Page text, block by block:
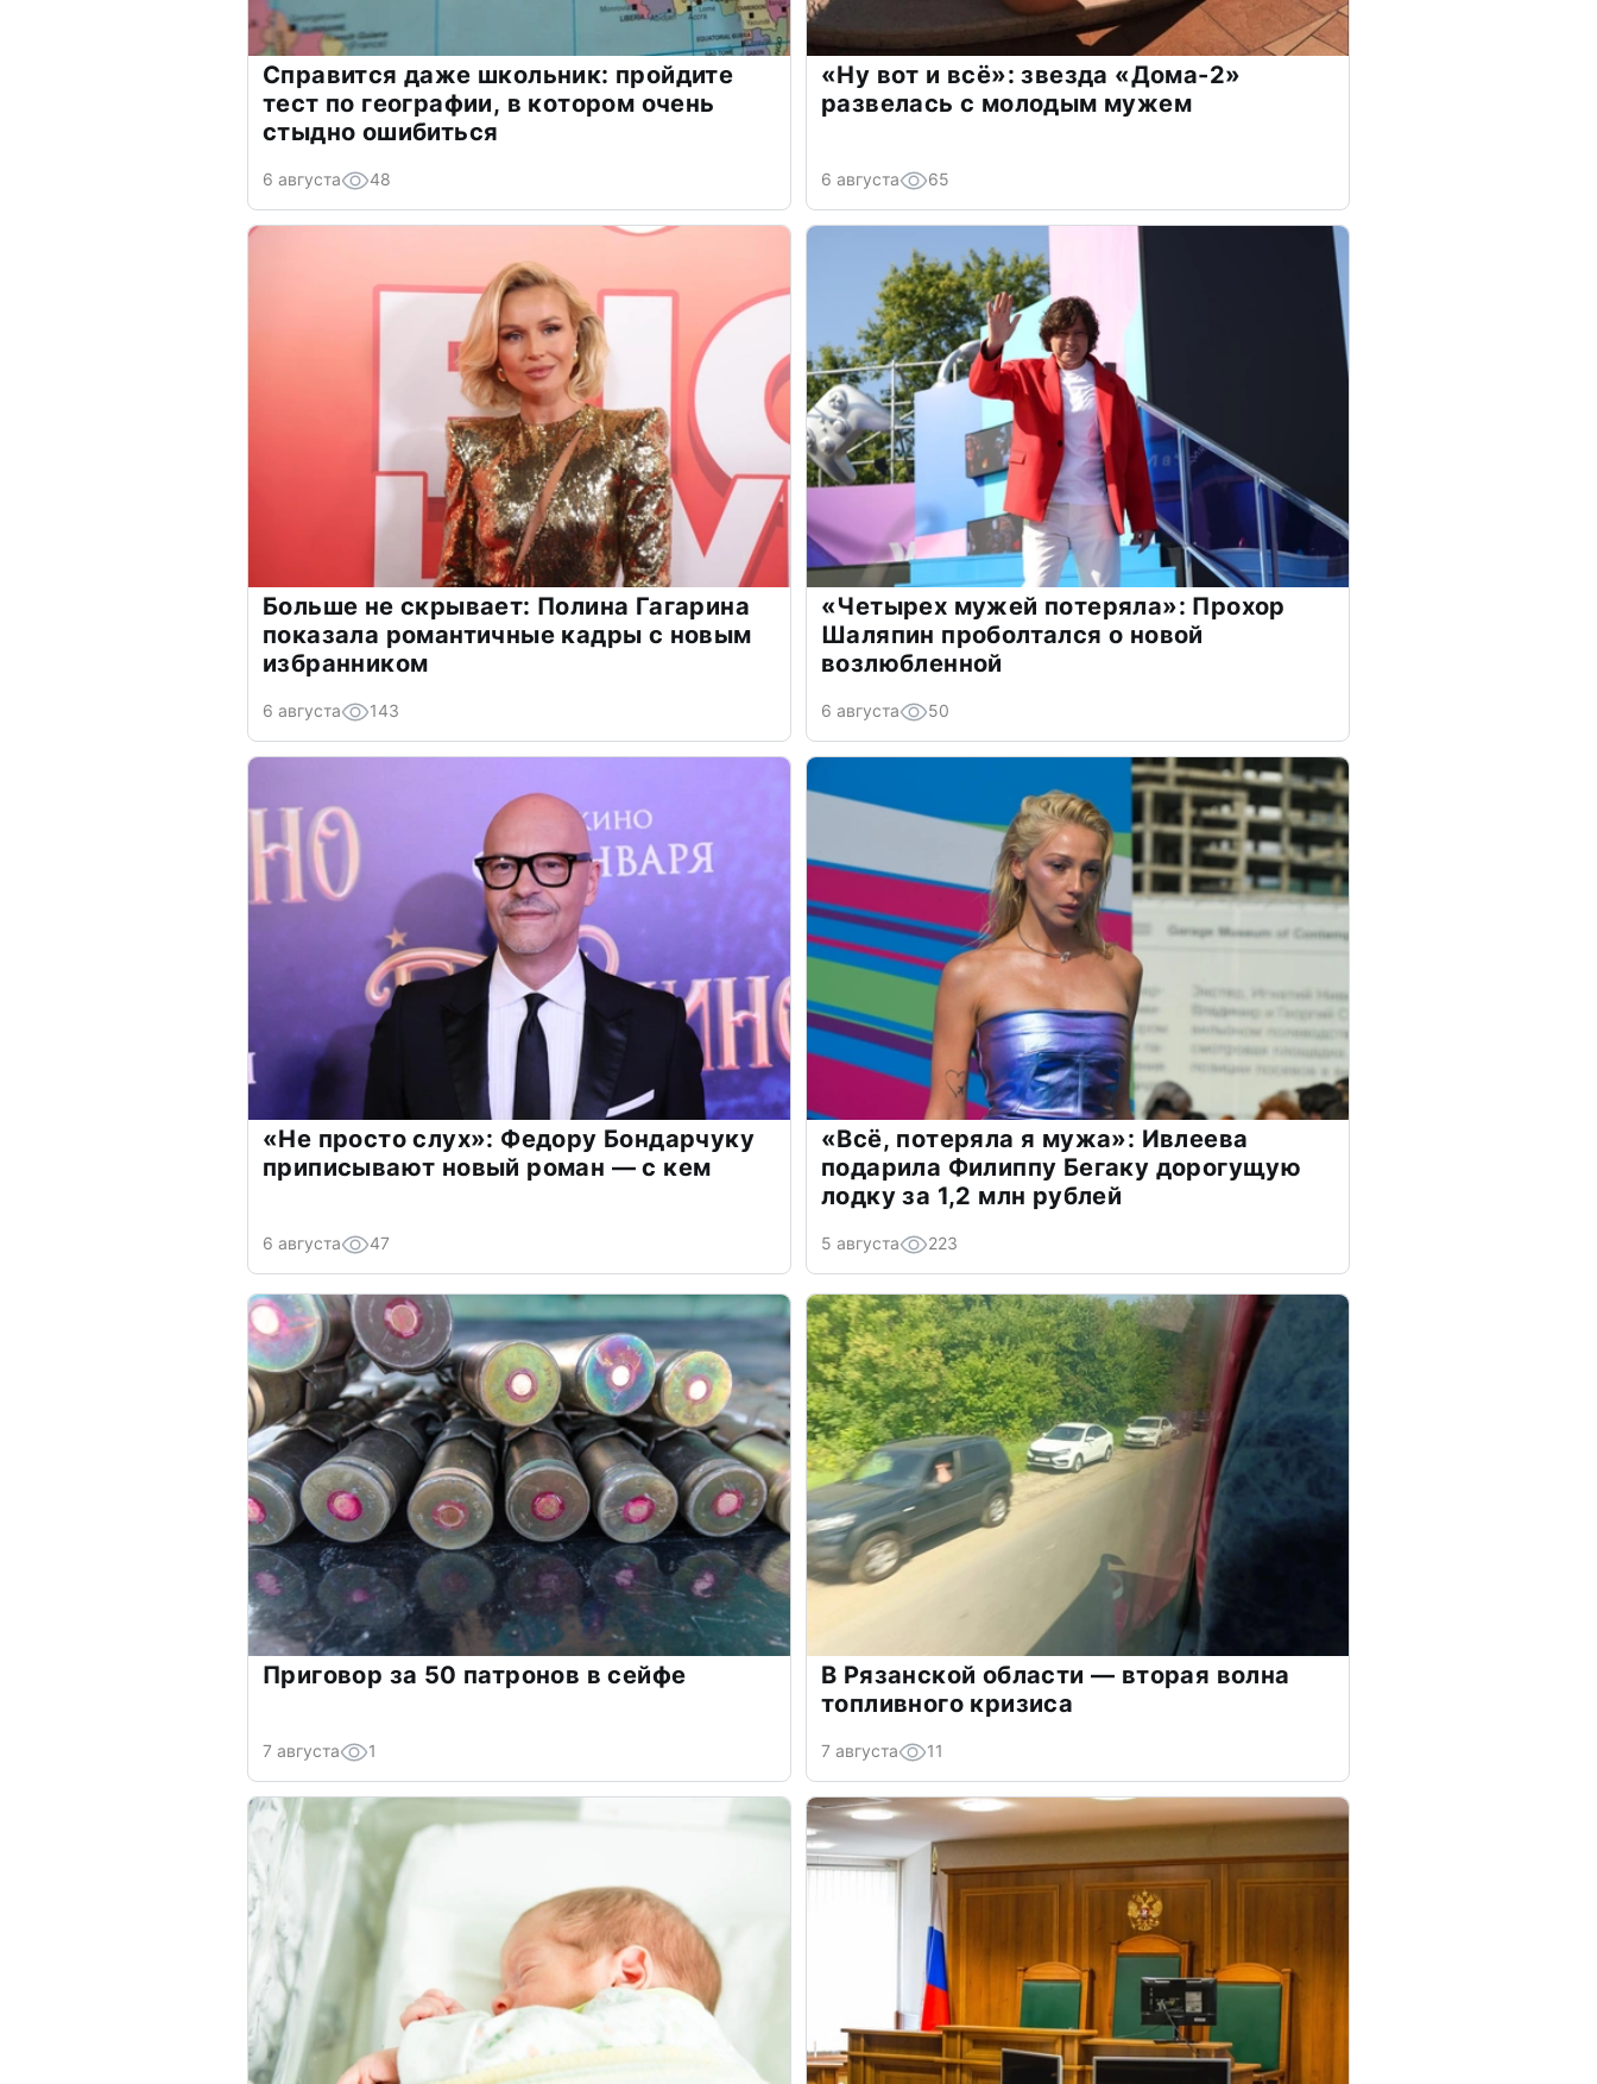
Справится даже школьник: пройдите
тест по географии, в котором очень
стыдно ошибиться
6 августа 48
«Ну вот и всё»: звезда «Дома-2»
развелась с молодым мужем
6 августа 65
Больше не скрывает: Полина Гагарина
показала романтичные кадры с новым
избранником
6 августа 143
«Четырех мужей потеряла»: Прохор
Шаляпин проболтался о новой
возлюбленной
6 августа 50
«Не просто слух»: Федору Бондарчуку
приписывают новый роман — с кем
6 августа 47
«Всё, потеряла я мужа»: Ивлеева
подарила Филиппу Бегаку дорогущую
лодку за 1,2 млн рублей
5 августа 223
Приговор за 50 патронов в сейфе
7 августа 1
В Рязанской области — вторая волна
топливного кризиса
7 августа 11